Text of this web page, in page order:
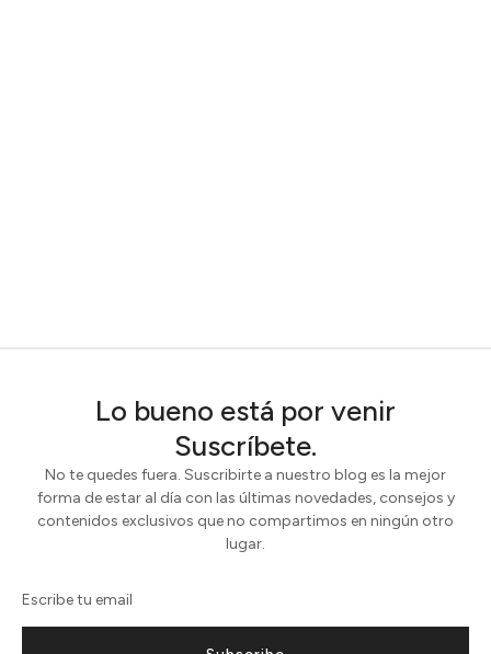
Lo bueno está por venir
Suscríbete.
No te quedes fuera. Suscribirte a nuestro blog es la mejor
forma de estar al día con las últimas novedades, consejos y
contenidos exclusivos que no compartimos en ningún otro
lugar.